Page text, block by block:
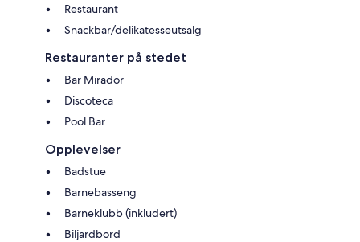
Restaurant
Snackbar/delikatesseutsalg
Restauranter på stedet
Bar Mirador
Discoteca
Pool Bar
Opplevelser
Badstue
Barnebasseng
Barneklubb (inkludert)
Biljardbord